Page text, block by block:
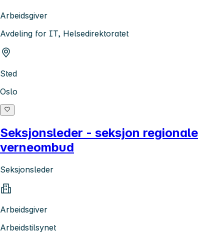
Arbeidsgiver
Avdeling for IT, Helsedirektoratet
Sted
Oslo
Seksjonsleder - seksjon regionale
verneombud
Seksjonsleder
Arbeidsgiver
Arbeidstilsynet